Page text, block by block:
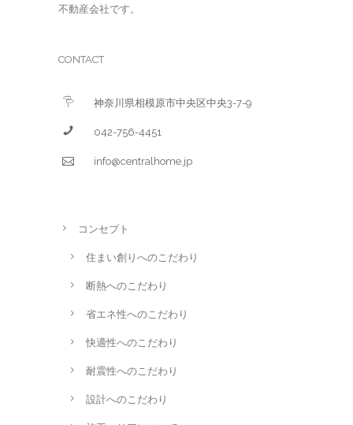
不動産会社です。
CONTACT
神奈川県相模原市中央区中央3-7-9
042-756-4451
info@centralhome.jp
コンセプト
住まい創りへのこだわり
断熱へのこだわり
省エネ性へのこだわり
快適性へのこだわり
耐震性へのこだわり
設計へのこだわり